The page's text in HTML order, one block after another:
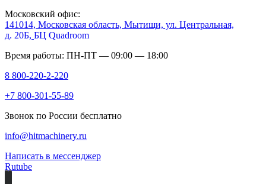
Московский офис:
141014, Московская область, Мытищи, ул. Центральная,
д. 20Б, БЦ Quadroom
Время работы: ПН-ПТ — 09:00 — 18:00
8 800-220-2-220
+7 800-301-55-89
Звонок по России бесплатно
info@hitmachinery.ru
Написать в мессенджер
Rutube